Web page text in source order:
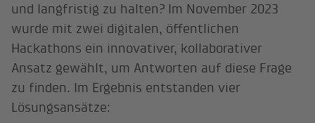
und langfristig zu halten? Im November 2023
wurde mit zwei digitalen, öffentlichen
Hackathons ein innovativer, kollaborativer
Ansatz gewählt, um Antworten auf diese Frage
zu finden. Im Ergebnis entstanden vier
Lösungsansätze: